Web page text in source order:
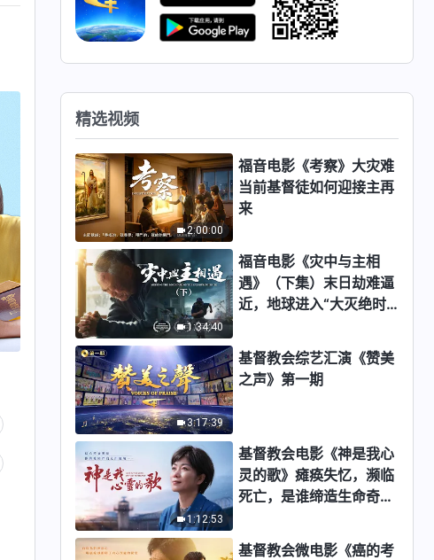
9:41
全能神经典话语《关于认识神的
话语》选段538-539
6:42
话语》选段540
6:00
全能神经典话语《关于认识神的
话语》选段541
6:51
全能神经典话语《关于认识神的
话语》选段542-543
5:33
全能神经典话语《关于认识神的
话语》选段544
8:17
全能神经典话语《关于认识神的
话语》选段545
精选视频
2:00:00
福音电影《考察》大灾难
当前基督徒如何迎接主再
来
1:34:40
福音电影《灾中与主相
遇》（下集）末日劫难逼
近，地球进入“大灭绝时
你准备好逃生了吗？
3:17:39
基督教会综艺汇演《赞美
之声》第一期
1:12:53
基督教会电影《神是我心
灵的歌》瘫痪失忆，濒临
死亡，是谁缔造生命奇
基督教会微电影《癌的考